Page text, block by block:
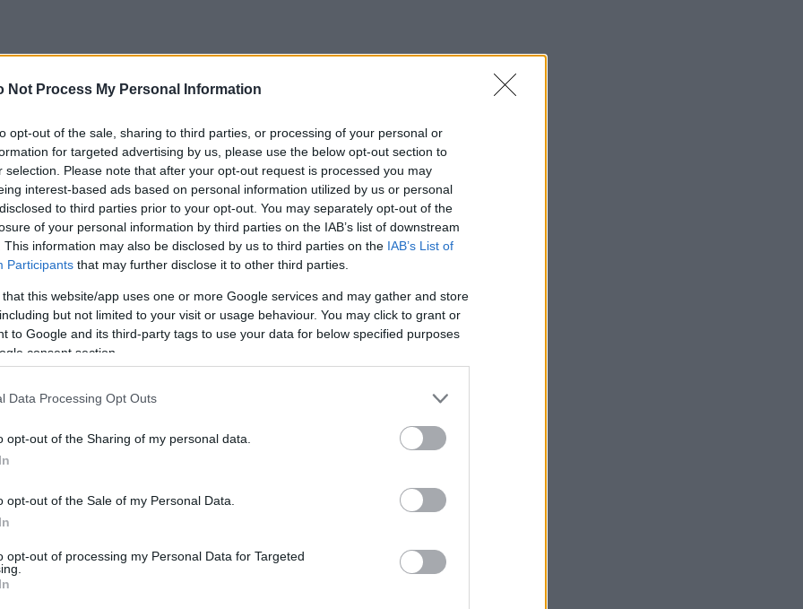
Not Process My Personal Information
opt-out of the sale, sharing to third parties, or processing of your personal or
for targeted advertising by us, please use the below opt-out section to
selection. Please note that after your opt-out request is processed you may
interest-based ads based on personal information utilized by us or personal
to third parties prior to your opt-out. You may separately opt-out of the
of your personal information by third parties on the IAB’s list of downstream
This information may also be disclosed by us to third parties on the IAB’s List of
Participants that may further disclose it to other third parties.
that this website/app uses one or more Google services and may gather and store
but not limited to your visit or usage behaviour. You may click to grant or
to Google and its third-party tags to use your data for below specified purposes
consent section.
Data Processing Opt Outs
opt-out of the Sharing of my personal data.
opt-out of the Sale of my Personal Data.
opt-out of processing my Personal Data for Targeted
vērojama tieši laukos.
redzu, kā lauki paliek tukši. Mēs laukus
intelektuālākos cilvēkus, kam tur
cilvēks!
dabūjis dzirdēt
viņam noteikti
Sieviete atpūtā Pierīgas